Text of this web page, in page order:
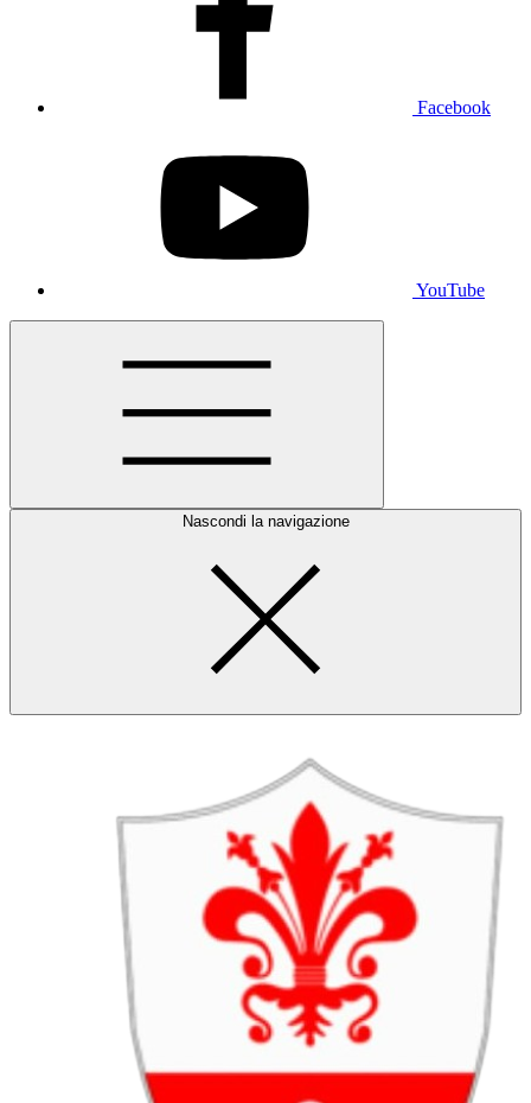
Facebook
YouTube
Nascondi la navigazione